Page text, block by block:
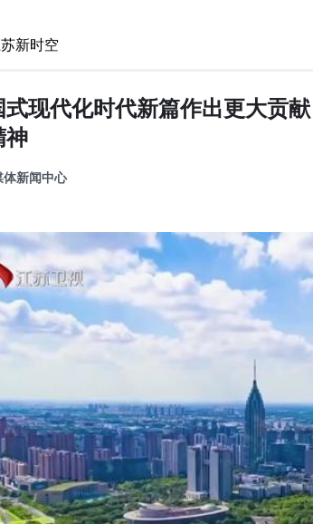
新时空
式现代化时代新篇作出更大贡
神
体新闻中心